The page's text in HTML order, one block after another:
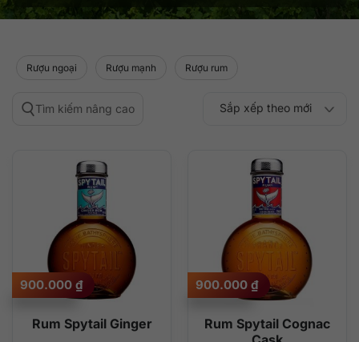
Rượu ngoại Rượu mạnh Rượu rum
Tìm kiếm nâng cao Sắp xếp theo
độ phổ biến
Sắp xếp theo mới
thấp đến cao
cao đến thấp
Rum Spytail Ginger
900.000 ₫
Rum Spytail Cognac
900.000 ₫